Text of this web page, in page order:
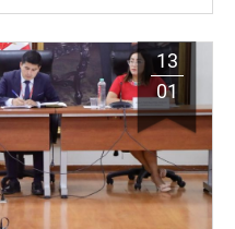
13
01